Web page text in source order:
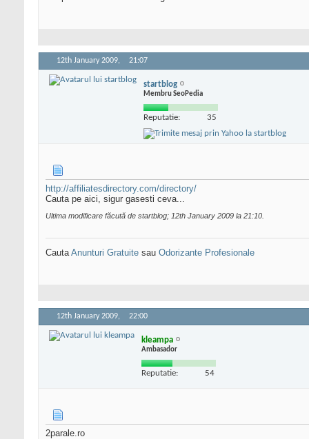
12th January 2009, 21:07
startblog
Membru SeoPedia
Reputatie: 35
http://affiliatesdirectory.com/directory/
Cauta pe aici, sigur gasesti ceva...
Ultima modificare făcută de startblog; 12th January 2009 la 21:10
CautaAnunturi Gratuite sau Odorizante Profesionale
12th January 2009, 22:00
kleampa
Ambasador
Reputatie: 54
2parale.ro